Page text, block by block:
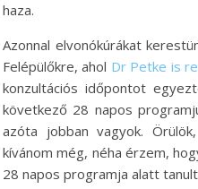
haza.
Azonnal elvonókúrákat
Felépülőkre, ahol Dr Petke is
konzultációs időpontot
következő 28 napos
azóta jobban vagyok.
kívánom még, néha érzem,
28 napos programja alatt